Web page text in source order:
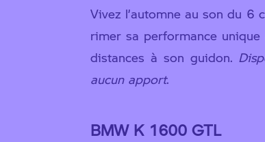
Vivez l’automne au son du 6
rimer sa performance
distances à son guidon.
aucun apport.
BMW K 1600 GTL